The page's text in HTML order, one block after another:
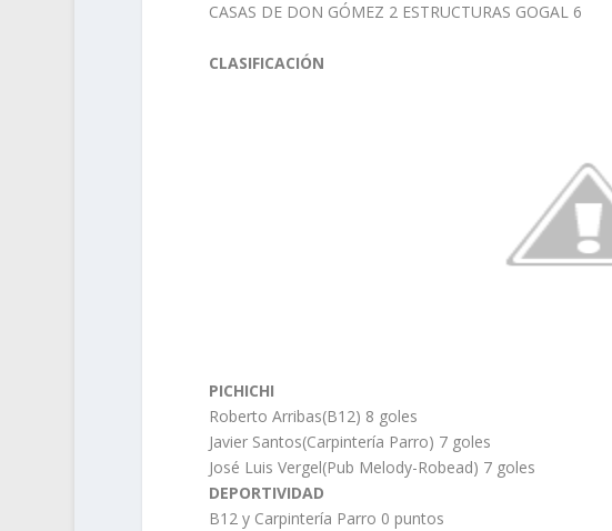
CASAS DE DON GÓMEZ 2 ESTRUCTURAS GOGAL 6
CLASIFICACIÓN
PICHICHI
Roberto Arribas(B12) 8 goles
Javier Santos(Carpintería Parro) 7 goles
José Luis Vergel(Pub Melody-Robead) 7 goles
DEPORTIVIDAD
B12 y Carpintería Parro 0 puntos